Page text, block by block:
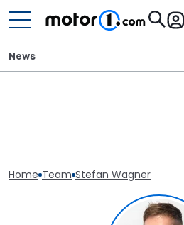
News
Home Team Stefan Wagner